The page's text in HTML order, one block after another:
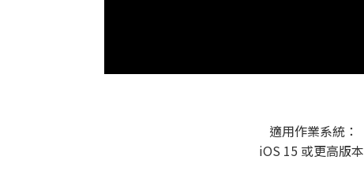
適用作業系統：
iOS 15 或更高版本